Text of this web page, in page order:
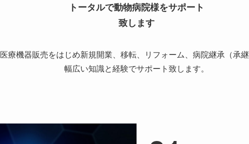
トータルで動物病院様をサポート
致します
医療機器販売をはじめ新規開業、移転、リフォーム、病院継承（承
幅広い知識と経験でサポート致します。